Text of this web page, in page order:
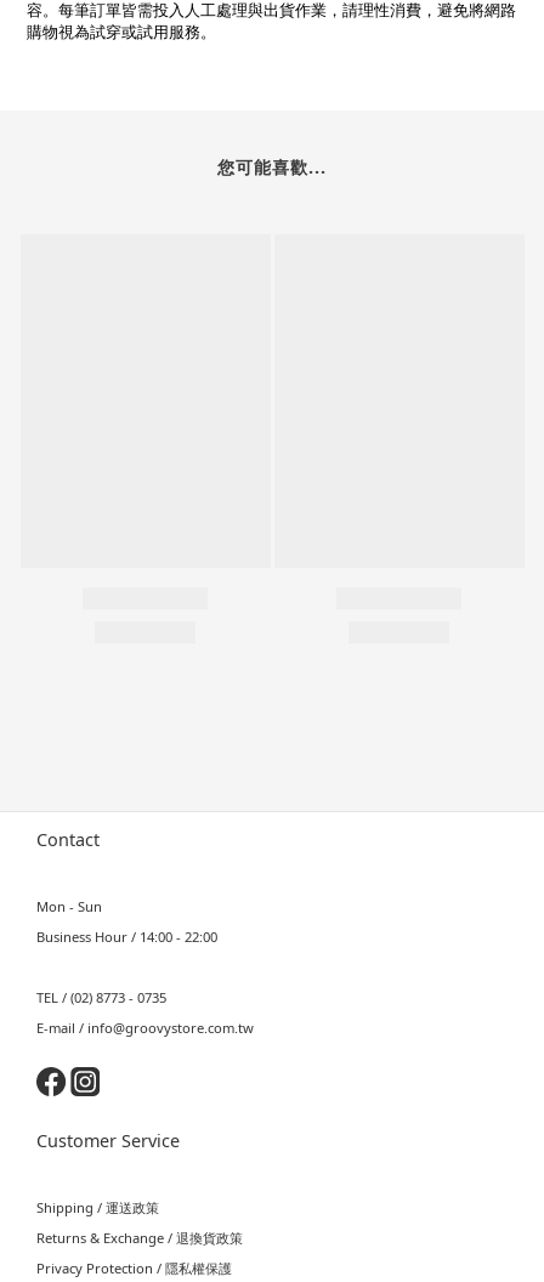
容。每筆訂單皆需投入人工處理與出貨作業，請理性消費，避免將網路
購物視為試穿或試用服務。
您可能喜歡...
Contact
Mon - Sun
Business Hour / 14:00 - 22:00
TEL / (02) 8773 - 0735
E-mail / info@groovystore.com.tw
Customer Service
Shipping / 運送政策
Returns & Exchange / 退換貨政策
Privacy Protection / 隱私權保護